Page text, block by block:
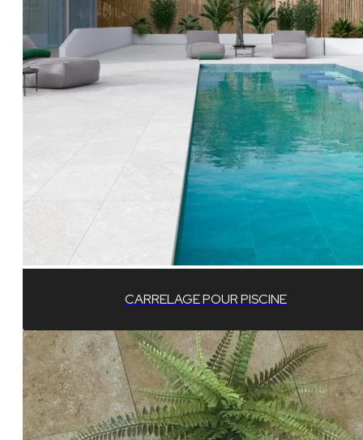
CARRELAGE POUR PISCINE